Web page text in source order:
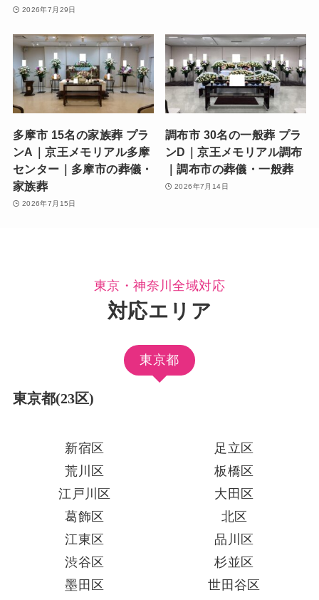
2026年7月29日
多摩市 15名の家族葬 プラ
ンA｜京王メモリアル多摩
センター｜多摩市の葬儀・
家族葬
2026年7月15日
調布市 30名の一般葬 プラ
ンD｜京王メモリアル調布
｜調布市の葬儀・一般葬
2026年7月14日
東京・神奈川全域対応
対応エリア
東京都
東京都(23区)
新宿区
足立区
荒川区
板橋区
江戸川区
大田区
葛飾区
北区
江東区
品川区
渋谷区
杉並区
墨田区
世田谷区